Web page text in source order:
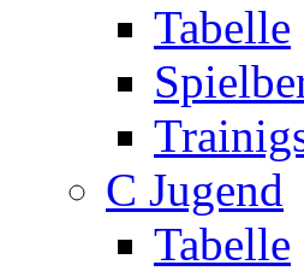
Tabelle
C Jugend
Tabelle